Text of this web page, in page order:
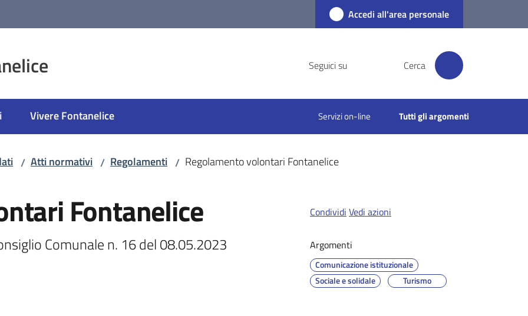
Accedi all'area personale
Seguici su Cerca
Vivere Fontanelice Servizi on-line Tutti gli argomenti
/ Atti normativi / Regolamenti / Regolamento volontari Fontanelice
Fontanelice
Comunale n. 16 del 08.05.2023
Condividi Vedi azioni
Argomenti
Comunicazione istituzionale
Sociale e solidale
Turismo